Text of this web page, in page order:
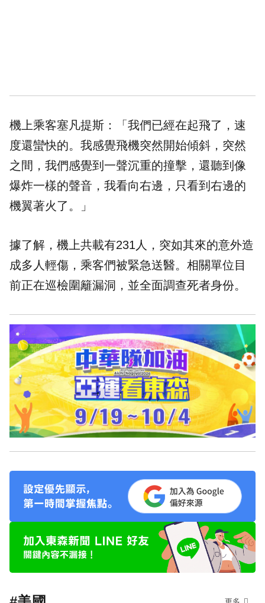
機上乘客塞凡提斯：「我們已經在起飛了，速
度還蠻快的。我感覺飛機突然開始傾斜，突然
之間，我們感覺到一聲沉重的撞擊，還聽到像
爆炸一樣的聲音，我看向右邊，只看到右邊的
機翼著火了。」
據了解，機上共載有231人，突如其來的意外造
成多人輕傷，乘客們被緊急送醫。相關單位目
前正在巡檢圍籬漏洞，並全面調查死者身份。